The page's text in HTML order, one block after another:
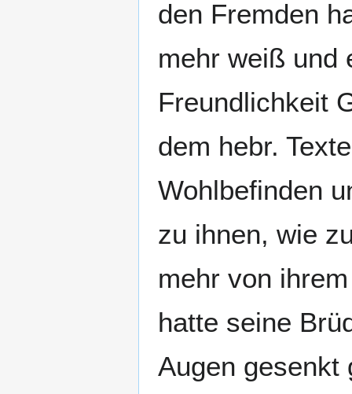
den Fremden
mehr weiß und
Freundlichkeit
dem hebr.
Wohlbefinden
zu ihnen, wie
mehr von
hatte seine
Augen gesenkt